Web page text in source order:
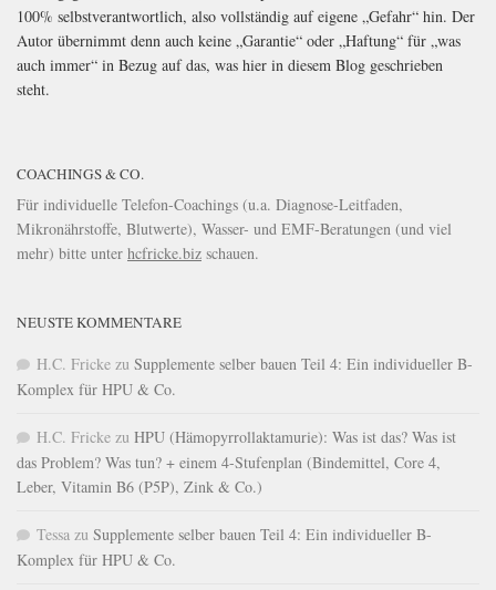
100% selbstverantwortlich, also vollständig auf eigene „Gefahr“ hin. Der
Autor übernimmt denn auch keine „Garantie“ oder „Haftung“ für „was
auch immer“ in Bezug auf das, was hier in diesem Blog geschrieben
steht.
COACHINGS & CO.
Für individuelle Telefon-Coachings (u.a. Diagnose-Leitfaden,
Mikronährstoffe, Blutwerte), Wasser- und EMF-Beratungen (und viel
mehr) bitte unter hcfricke.biz schauen.
NEUSTE KOMMENTARE
H.C. Fricke zu Supplemente selber bauen Teil 4: Ein individueller B-
Komplex für HPU & Co.
H.C. Fricke zu HPU (Hämopyrrollaktamurie): Was ist das? Was ist
das Problem? Was tun? + einem 4-Stufenplan (Bindemittel, Core 4,
Leber, Vitamin B6 (P5P), Zink & Co.)
Tessa zu Supplemente selber bauen Teil 4: Ein individueller B-
Komplex für HPU & Co.